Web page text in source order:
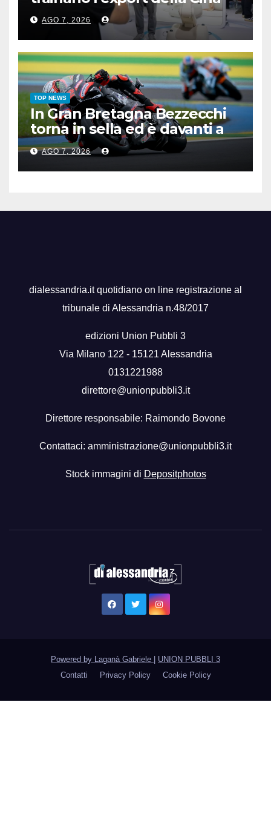
AGO 7, 2026
TOP NEWS
In Gran Bretagna Bezzecchi
torna in sella ed è davanti a
tutti nelle Practice
AGO 7, 2026
dialessandria.it quotidiano on line registrazione al
tribunale di Alessandria n.48/2017
edizioni Union Pubbli 3
Via Milano 122 - 15121 Alessandria
0131221988
direttore@unionpubbli3.it
Direttore responsabile: Raimondo Bovone
Contattaci: amministrazione@unionpubbli3.it
Stock immagini di Depositphotos
Powered by Laganà Gabriele
UNION PUBBLI 3
Contatti
Privacy Policy Cookie Policy